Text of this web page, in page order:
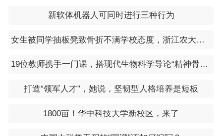
新软体机器人可同时进行三种行为
女生被同学抽板凳致骨折不满学校态度，浙江农大：已积极协调
19位教师携手一门课，搭现代生物科学导论“精神骨架”
打造“领军人才”，她说，坚韧型人格培养是短板
1800亩！华中科技大学新校区，来了